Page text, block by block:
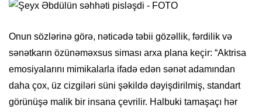
Onun sözlərinə görə, nəticədə təbii gözəllik, fərdilik və
sənətkarın özünəməxsus siması arxa plana keçir: “Aktrisa
emosiyalarını mimikalarla ifadə edən sənət adamından
daha çox, üz cizgiləri süni şəkildə dəyişdirilmiş, standart
görünüşə malik bir insana çevrilir. Halbuki tamaşaçı hər